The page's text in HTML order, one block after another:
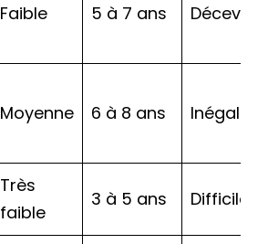
Faible 5 à 7 ans Décevant
Moyenne 6 à 8 ans Inégal
Très
faible
3 à 5 ans Difficile